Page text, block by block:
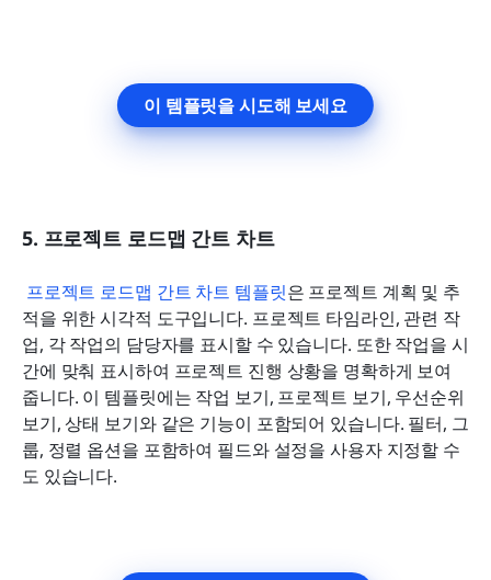
이 템플릿을 시도해 보세요
5. 프로젝트 로드맵 간트 차트
프로젝트 로드맵 간트 차트 템플릿은 프로젝트 계획 및 추
적을 위한 시각적 도구입니다. 프로젝트 타임라인, 관련 작
업, 각 작업의 담당자를 표시할 수 있습니다. 또한 작업을 시
간에 맞춰 표시하여 프로젝트 진행 상황을 명확하게 보여
줍니다. 이 템플릿에는 작업 보기, 프로젝트 보기, 우선순위
보기, 상태 보기와 같은 기능이 포함되어 있습니다. 필터, 그
룹, 정렬 옵션을 포함하여 필드와 설정을 사용자 지정할 수
도 있습니다.